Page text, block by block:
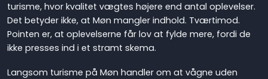
turisme, hvor kvalitet vægtes højere end antal oplevelser.
Det betyder ikke, at Møn mangler indhold. Tværtimod.
Pointen er, at oplevelserne får lov at fylde mere, fordi de
ikke presses ind i et stramt skema.
Langsom turisme på Møn handler om at vågne uden